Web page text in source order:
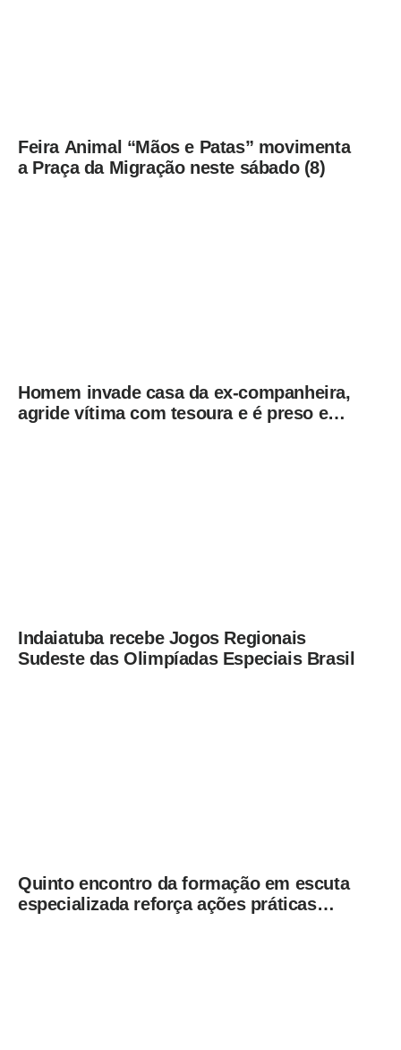
Feira Animal “Mãos e Patas” movimenta
a Praça da Migração neste sábado (8)
Homem invade casa da ex-companheira,
agride vítima com tesoura e é preso em
Indaiatuba recebe Jogos Regionais
Sudeste das Olimpíadas Especiais Brasil
Quinto encontro da formação em escuta
especializada reforça ações práticas